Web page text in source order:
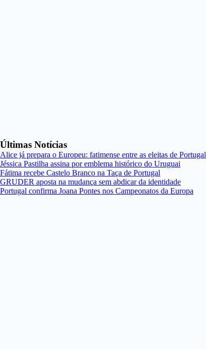
Últimas Notícias
Alice já prepara o Europeu: fatimense entre as eleitas de Portugal
Jéssica Pastilha assina por emblema histórico do Uruguai
Fátima recebe Castelo Branco na Taça de Portugal
GRUDER aposta na mudança sem abdicar da identidade
Portugal confirma Joana Pontes nos Campeonatos da Europa